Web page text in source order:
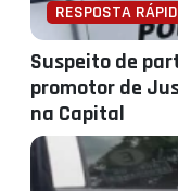
RESPOSTA
Suspeito de
promotor de
na Capital